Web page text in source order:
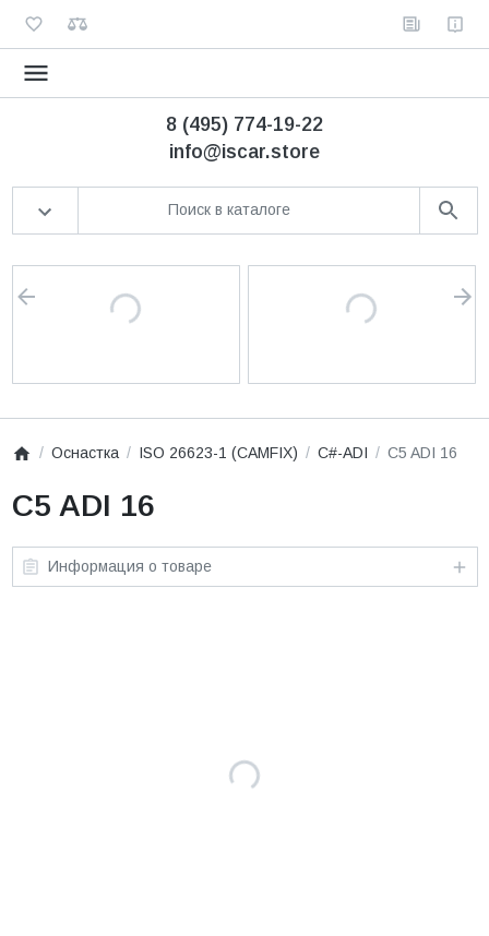
8 (495) 774-19-22
info@iscar.store
Оснастка ISO 26623-1 (CAMFIX) C#-ADI C5 ADI 16
C5 ADI 16
Информация о товаре